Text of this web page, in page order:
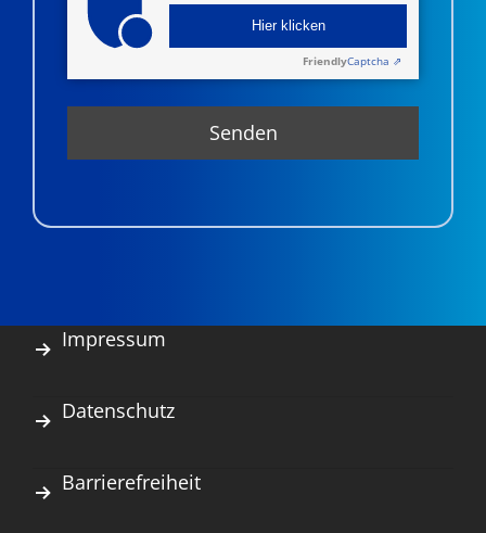
Hier klicken
FriendlyCaptcha ⇗
Impressum
Datenschutz
Barrierefreiheit